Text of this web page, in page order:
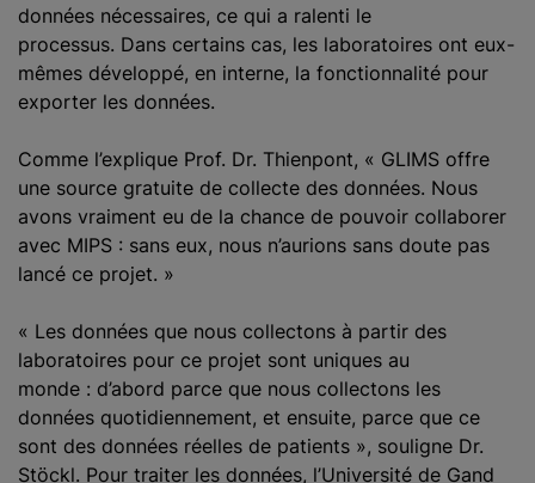
données nécessaires, ce qui a ralenti le
processus. Dans certains cas, les laboratoires ont eux-
mêmes développé, en interne, la fonctionnalité pour
exporter les données.
Comme l’explique Prof. Dr. Thienpont, « GLIMS offre
une source gratuite de collecte des données. Nous
avons vraiment eu de la chance de pouvoir collaborer
avec MIPS : sans eux, nous n’aurions sans doute pas
lancé ce projet. »
« Les données que nous collectons à partir des
laboratoires pour ce projet sont uniques au
monde : d’abord parce que nous collectons les
données quotidiennement, et ensuite, parce que ce
sont des données réelles de patients », souligne Dr.
Stöckl. Pour traiter les données, l’Université de Gand